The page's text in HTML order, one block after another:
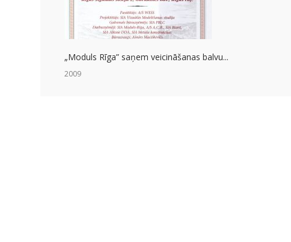
„Moduls Rīga” saņem veicināšanas balvu...
2009